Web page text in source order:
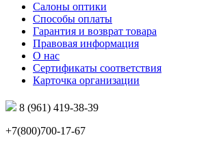
Салоны оптики
Способы оплаты
Гарантия и возврат товара
Правовая информация
О нас
Сертификаты соответствия
Карточка организации
8 (961) 419-38-39
+7(800)700-17-67